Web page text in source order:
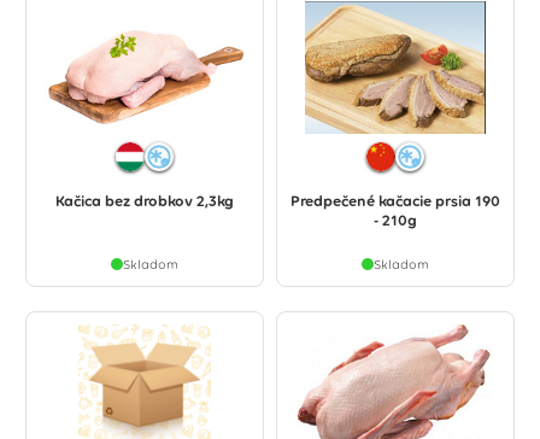
Kačica bez drobkov 2,3kg
Skladom
Predpečené kačacie prsia 190
- 210g
Skladom